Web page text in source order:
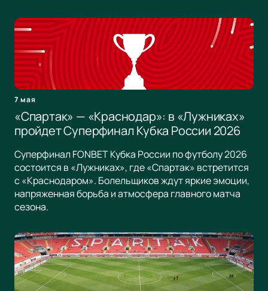
7 мая
«Спартак» — «Краснодар»: в «Лужниках»
пройдет Суперфинал Кубка России 2026
Суперфинал FONBET Кубка России по футболу 2026
состоится в «Лужниках», где «Спартак» встретится
с «Краснодаром». Болельщиков ждут яркие эмоции,
напряженная борьба и атмосфера главного матча
сезона.